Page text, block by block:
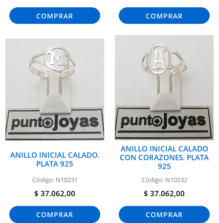
COMPRAR COMPRAR
ANILLO INICIAL CALADO.
PLATA 925
Código: N10231
$ 37.062,00
COMPRAR
ANILLO INICIAL CALADO
CON CORAZONES. PLATA
925
Código: N10232
$ 37.062,00
COMPRAR